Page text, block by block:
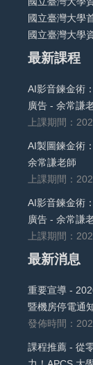
國立臺灣大學
國立臺灣大學
最新課程
AI影音鍊金術
廣告 - 余常謙
上課期間：
AI製圖鍊金術
余常謙老師
上課期間：
AI影音鍊金術
廣告 - 余常謙
上課期間：
最新消息
重要宣導 -
暨機房停電通
發佈時間：
課程推薦 - 從